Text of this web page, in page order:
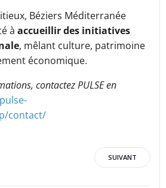
Béziers Méditerranée
à accueillir des initiatives
, mêlant culture, patrimoine
économique.
contactez PULSE en
contact/
SUIVANT